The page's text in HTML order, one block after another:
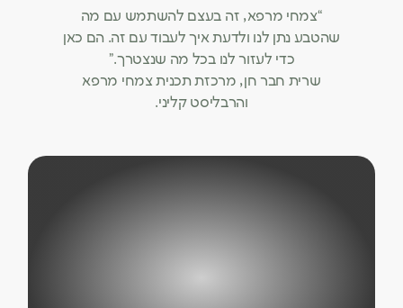
“צמחי מרפא, זה בעצם להשתמש עם מה
שהטבע נתן לנו ולדעת איך לעבוד עם זה. הם כאן
כדי לעזור לנו בכל מה שנצטרך.”
שרית חבר חן, מרכזת תכנית צמחי מרפא
והרבליסט קליני.